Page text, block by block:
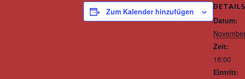
Zum Kalender hinzufügen
DETAILS
Datum:
Zeit:
18:00
Eintritt: